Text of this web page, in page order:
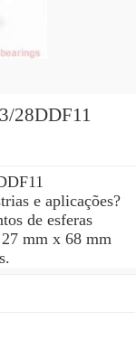
e aplicações?
de esferas
mm x 68 mm